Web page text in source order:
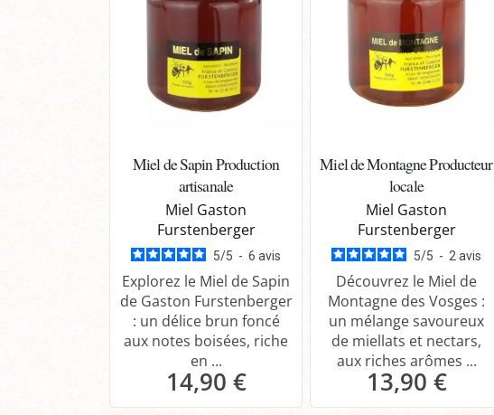
Miel de Sapin Production
artisanale
Miel Gaston
Furstenberger
5/5 - 6 avis
Explorez le Miel de Sapin
de Gaston Furstenberger
: un délice brun foncé
aux notes boisées, riche
en ...
14,90 €
Miel de Montagne Producteur
locale
Miel Gaston
Furstenberger
5/5 - 2 avis
Découvrez le Miel de
Montagne des Vosges :
un mélange savoureux
de miellats et nectars,
aux riches arômes ...
13,90 €